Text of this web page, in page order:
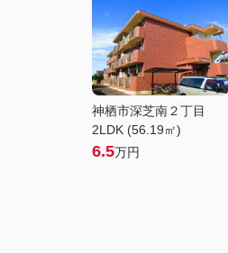
神栖市深芝南２丁目
2LDK (56.19㎡)
6.5万円